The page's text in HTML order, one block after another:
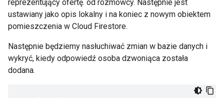
reprezentujący ofertę. od rozmówcy. Następnie jest
ustawiany jako opis lokalny i na koniec z nowym obiektem
pomieszczenia w Cloud Firestore.
Następnie będziemy nasłuchiwać zmian w bazie danych i
wykryć, kiedy odpowiedź osoba dzwoniąca została
dodana.